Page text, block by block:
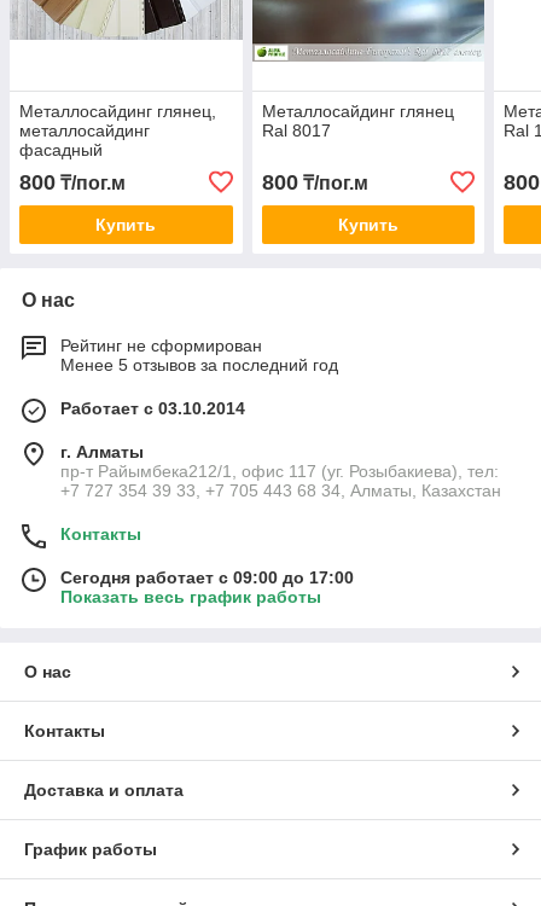
Металлосайдинг глянец,
металлосайдинг
фасадный
800 ₸/пог.м
Купить
Металлосайдинг глянец
Ral 8017
800₸/пог.м
Купить
Ral
800
О нас
Рейтинг не сформирован
Менее 5 отзывов за последний год
Работает с 03.10.2014
г. Алматы
пр-т Райымбека212/1, офис 117 (уг. Розыбакиева), тел:
+7 727 354 39 33, +7 705 443 68 34, Алматы, Казахстан
Контакты
Сегодня работает с 09:00 до 17:00
Показать весь график работы
О нас
Контакты
Доставка и оплата
График работы